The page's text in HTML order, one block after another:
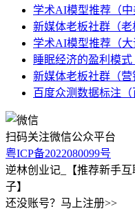
学术AI模型推荐（中
新媒体老板社群（老
学术AI模型推荐（大
睡眠经济的盈利模式
新媒体老板社群（营
百度众测数据标注（
扫码关注微信公众平台
粤ICP备2022080099号
逆林创业记_【推荐新手
子】
还没账号？马上注册>>